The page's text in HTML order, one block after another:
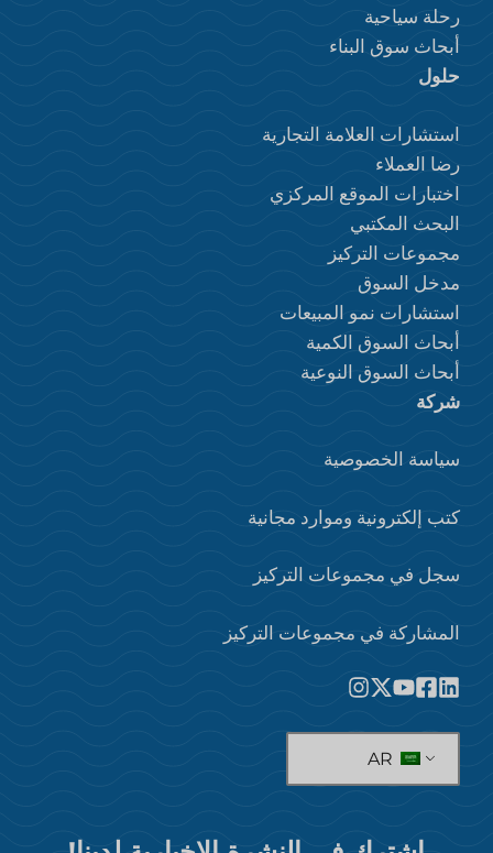
رحلة سياحية
أبحاث سوق البناء
حلول
استشارات العلامة التجارية
رضا العملاء
اختبارات الموقع المركزي
البحث المكتبي
مجموعات التركيز
مدخل السوق
استشارات نمو المبيعات
أبحاث السوق الكمية
أبحاث السوق النوعية
شركة
سياسة الخصوصية
كتب إلكترونية وموارد مجانية
سجل في مجموعات التركيز
المشاركة في مجموعات التركيز